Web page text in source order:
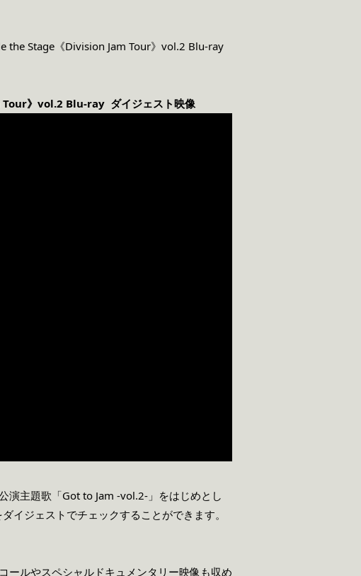
the Stage《Division Jam Tour》vol.2 Blu-ray
Tour》vol.2 Blu-ray ダイジェスト映像
演主題歌 「Got to Jam -vol.2-」 をはじめとし
ダイジェストでチェックすることができます。
ールやスペシャルドキュメンタリー映像も収め